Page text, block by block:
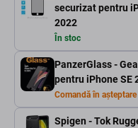
securizat pentru
2022
În stoc
PanzerGlass -
pentru iPhone SE
Comandă în așteptare
Spigen - Tok